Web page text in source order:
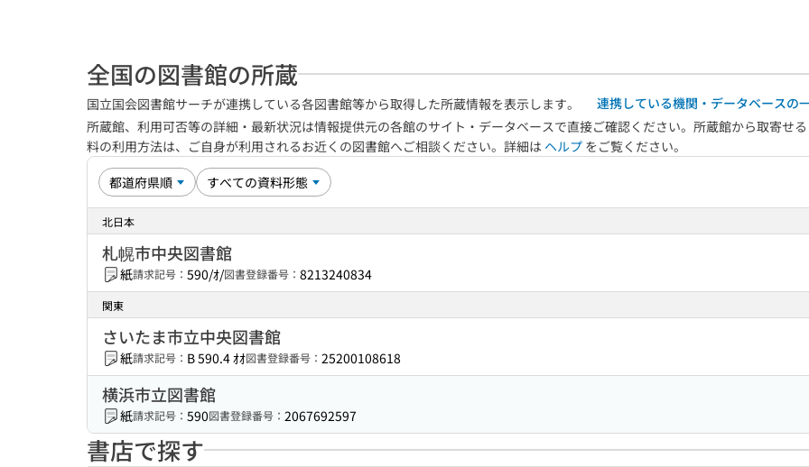
全国の図書館の所蔵
国立国会図書館サーチが連携している各図書館等から取得した所蔵情報を表示します。
連携している機関・データベースの
所蔵館、利用可否等の詳細・最新状況は情報提供元の各館のサイト・データベースで直接ご確認ください。所蔵館から取寄せ
料の利用方法は、ご自身が利用されるお近くの図書館へご相談ください。詳細は ヘルプ をご覧ください。
北日本
札幌市中央図書館
紙請求記号： 590/ｵ/図書登録番号： 8213240834
関東
さいたま市立中央図書館
紙請求記号： B 590.4 ｵｵ図書登録番号： 25200108618
横浜市立図書館
紙請求記号： 590図書登録番号： 2067692597
書店で探す